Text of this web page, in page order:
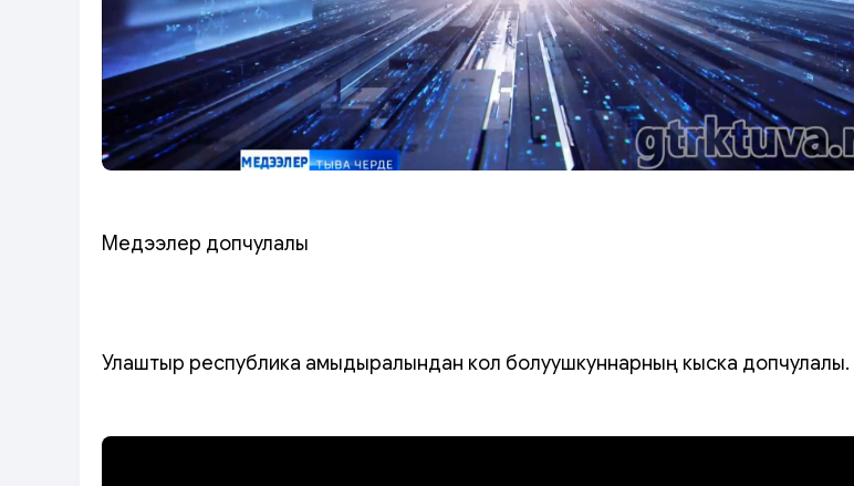
Медээлер допчулалы
Улаштыр республика амыдыралындан кол болуушкуннарның кыска допчулалы.